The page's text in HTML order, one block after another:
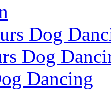
Dog
Dog
Dancing